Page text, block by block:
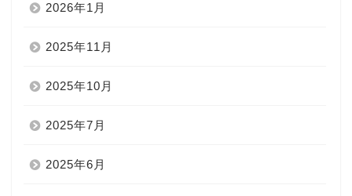
2026年1月
2025年11月
2025年10月
2025年7月
2025年6月